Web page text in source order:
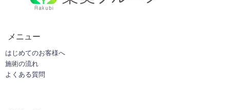
メニュー
はじめてのお客様へ
施術の流れ
よくある質問